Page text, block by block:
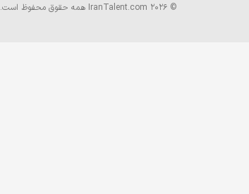
© 2026 IranTalent.com همه حقوق محفوظ است.